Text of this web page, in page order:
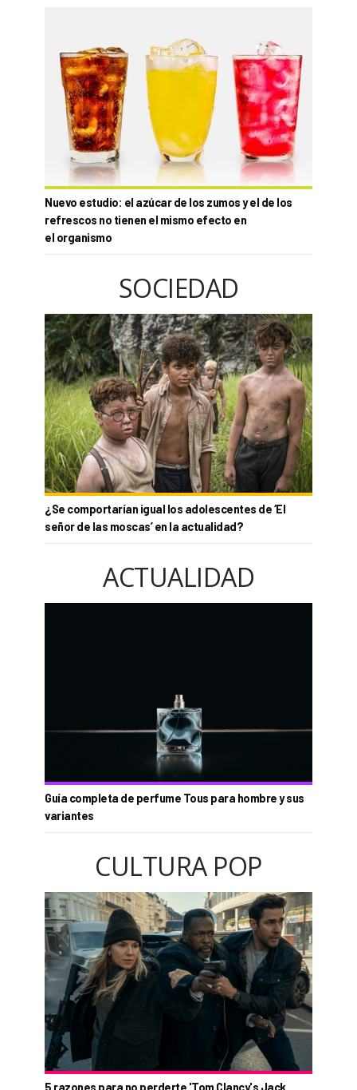
Nuevo estudio: el azúcar de los zumos y el de los
refrescos no tienen el mismo efecto en
el organismo
SOCIEDAD
¿Se comportarían igual los adolescentes de ‘El
señor de las moscas’ en la actualidad?
ACTUALIDAD
Guía completa de perfume Tous para hombre y sus
variantes
CULTURA POP